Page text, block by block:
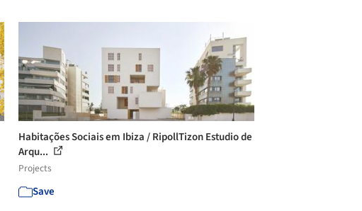
Habitações Sociais em Ibiza / RipollTizon Estudio de
Arqu...
Projects
Save